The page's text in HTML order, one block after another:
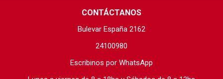
CONTÁCTANOS
Bulevar España 2162
24100980
Escribinos por WhatsApp